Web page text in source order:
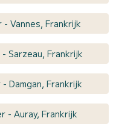
Vannes, Frankrijk
Sarzeau, Frankrijk
Damgan, Frankrijk
- Auray, Frankrijk